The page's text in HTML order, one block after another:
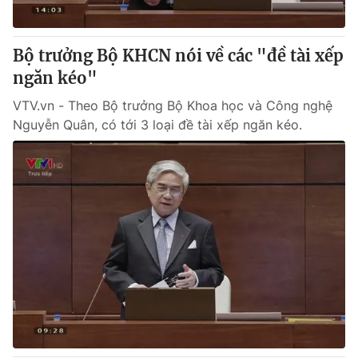
Bộ trưởng Bộ KHCN nói về các "đề tài xếp
ngăn kéo"
VTV.vn - Theo Bộ trưởng Bộ Khoa học và Công nghệ
Nguyễn Quân, có tới 3 loại đề tài xếp ngăn kéo.